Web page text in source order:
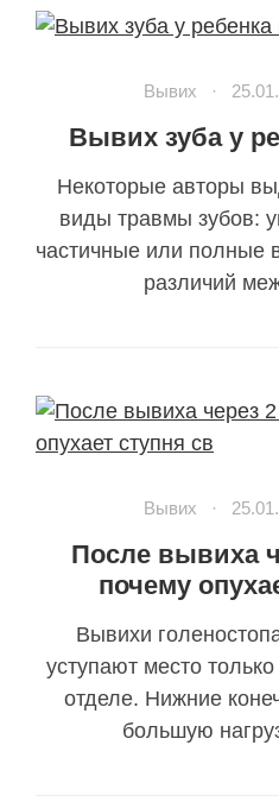
Вывих ·
Вывих зуба у
Некоторые авторы
виды травмы зубов:
частичные или полные
различий
Вывих ·
После вывиха
почему
Вывихи
уступают место
отделе. Нижние
большую